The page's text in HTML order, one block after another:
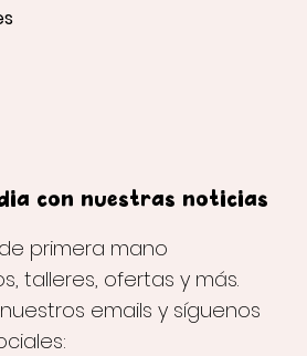
con nuestras noticias
primera mano
talleres, ofertas y más.
emails y síguenos